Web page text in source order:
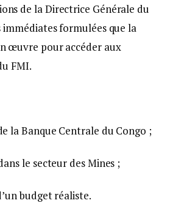
de la Directrice Générale du
immédiates formulées que la
œuvre pour accéder aux
FMI.
la Banque Centrale du Congo ;
le secteur des Mines ;
budget réaliste.